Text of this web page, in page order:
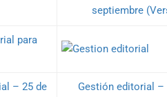
septiembre
– 25 de
Gestión editorial –